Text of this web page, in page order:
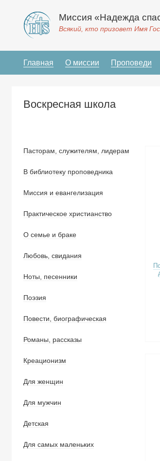
Миссия «Надежда
Всякий, кто призовет Имя
Главная О миссии Проповеди
Воскресная школа
Пасторам, служителям, лидерам
В библиотеку проповедника
Миссия и евангелизация
Практическое христианство
О семье и браке
Любовь, свидания
Ноты, песенники
Поэзия
Повести, биографическая
Романы, рассказы
Креационизм
Для женщин
Для мужчин
Детская
Для самых маленьких